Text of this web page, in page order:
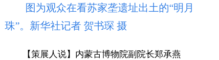
图为观众在看苏家垄遗址出土的“明月
珠”。新华社记者 贺书琛 摄
【策展人说】内蒙古博物院副院长郑承燕